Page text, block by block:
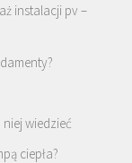
instalacji pv –
wiedzieć
ciepła?